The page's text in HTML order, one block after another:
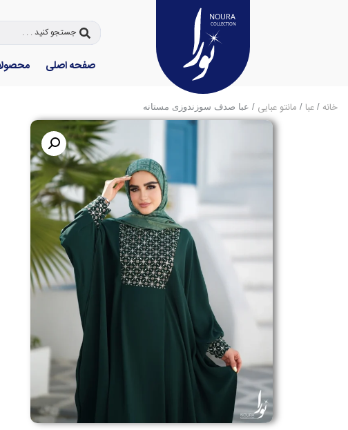
صفحه اصلی
خانه / عبا / مانتو عبایی / عبا صدف سوزندوزی مستانه